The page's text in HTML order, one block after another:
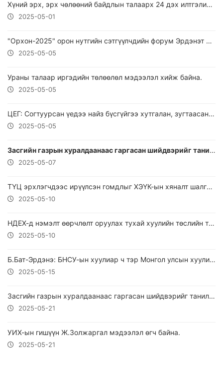
Хүний эрх, эрх чөлөөний байдлын талаарх 24 дэх илтгэлийг хэлэлцэж, ХЭҮК-оос дэвшүүлсэн саналуудыг Байнгын хороодод шилжүүлэв
2025-05-01
"Орхон-2025" орон нутгийн сэтгүүлчдийн форум Эрдэнэт хотод болж байна.
2025-05-05
Ураны талаар иргэдийн төлөөлөл мэдээлэл хийж байна.
2025-05-05
ЦЕГ: Согтуурсан үедээ найз бүсгүйгээ хутгалан, зугтаасан этгээдийг шуурхай баривчиллаа
2025-05-05
Засгийн газрын хуралдаанаас гаргасан шийдвэрийг танилцуулж байна
2025-05-07
ТҮЦ эрхлэгчдээс ирүүлсэн гомдлыг ХЭҮК-ын хяналт шалгалтын дүнг танилцууллаа.
2025-05-10
НДЕХ-д нэмэлт өөрчлөлт оруулах тухай хуулийн төслийн талаараа мэдээлэл өгч байна
2025-05-10
Б.Бат-Эрдэнэ: БНСУ-ын хуулиар ч тэр Монгол улсын хуулиар ч тэр хөдөлмөрийн мөлжлөг
2025-05-15
Засгийн газрын хуралдаанаас гаргасан шийдвэрийг танилцуулж байна
2025-05-21
УИХ-ын гишүүн Ж.Золжаргал мэдээлэл өгч байна.
2025-05-21